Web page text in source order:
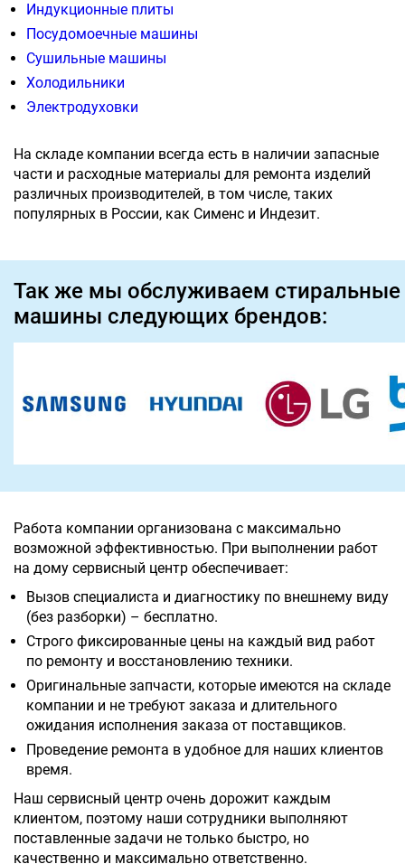
Индукционные плиты
Посудомоечные машины
Сушильные машины
Холодильники
Электродуховки
На складе компании всегда есть в наличии запасные
части и расходные материалы для ремонта изделий
различных производителей, в том числе, таких
популярных в России, как Сименс и Индезит.
Так же мы обслуживаем стиральные
машины следующих брендов:
Работа компании организована с максимально
возможной эффективностью. При выполнении работ
на дому сервисный центр обеспечивает:
Вызов специалиста и диагностику по внешнему виду
(без разборки) – бесплатно.
Строго фиксированные цены на каждый вид работ
по ремонту и восстановлению техники.
Оригинальные запчасти, которые имеются на складе
компании и не требуют заказа и длительного
ожидания исполнения заказа от поставщиков.
Проведение ремонта в удобное для наших клиентов
время.
Наш сервисный центр очень дорожит каждым
клиентом, поэтому наши сотрудники выполняют
поставленные задачи не только быстро, но
качественно и максимально ответственно.